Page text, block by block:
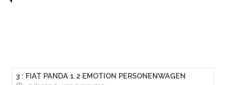
3 : FIAT PANDA 1.2 EMOTION PERSONENWAGEN